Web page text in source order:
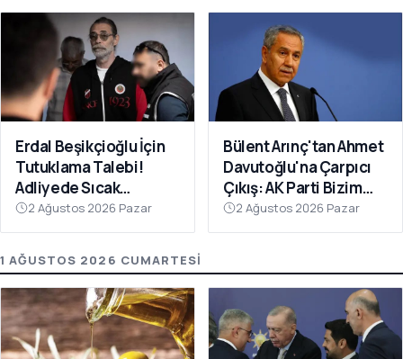
Erdal Beşikçioğlu İçin
Tutuklama Talebi!
Adliyede Sıcak
Dakikalar
2 Ağustos 2026 Pazar
Bülent Arınç'tan Ahmet
Davutoğlu'na Çarpıcı
Çıkış: AK Parti Bizim
Evimiz
2 Ağustos 2026 Pazar
1 AĞUSTOS 2026 CUMARTESI